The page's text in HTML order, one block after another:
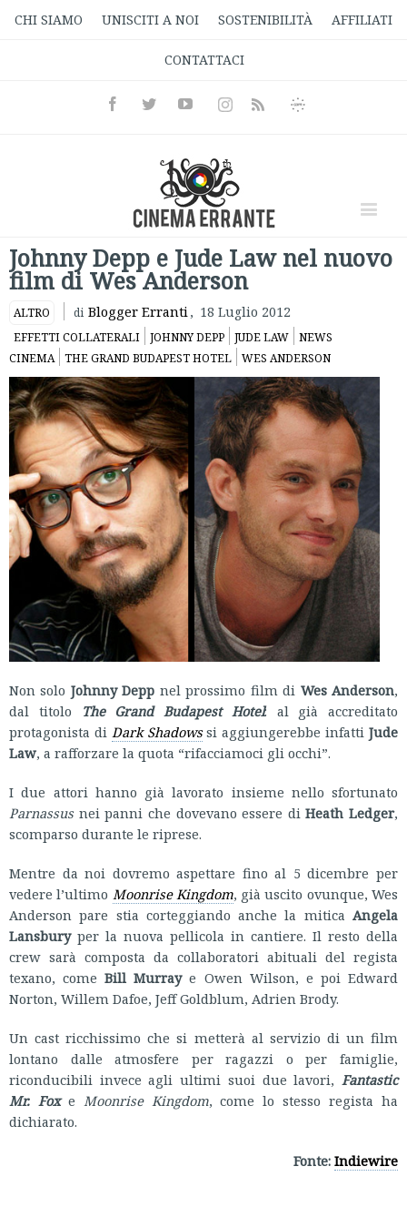
CHI SIAMO UNISCITI A NOI SOSTENIBILITÀ AFFILIATI
CONTATTACI
FacebookTwitterYoutubeInstagramRss
Informativa
Johnny Depp e Jude Law nel nuovo
film di Wes Anderson
ALTRO di Blogger Erranti, 18 Luglio 2012
EFFETTI COLLATERALI JOHNNY DEPP JUDE LAW
NEWS
CINEMA
THE GRAND BUDAPEST HOTEL WES ANDERSON
Non solo Johnny Depp nel prossimo film di Wes Anderson,
dal titolo
The Grand Budapest Hotel: al già accreditato
protagonista di Dark Shadowssi aggiungerebbe infattiJude
Law, a rafforzare la quota “rifacciamoci gli occhi”.
I due attori hanno già lavorato insieme nello sfortunato
Parnassusnei panni che dovevano essere diHeath Ledger,
scomparso durante le riprese.
Mentre da noi dovremo aspettare fino al 5 dicembre per
vedere l’ultimo Moonrise Kingdom, già uscito ovunque, Wes
Anderson pare stia corteggiando anche la mitica Angela
Lansburyper la nuova pellicola in cantiere. Il resto della
crew sarà composta da collaboratori abituali del regista
texano, comeBill Murraye Owen Wilson, e poi Edward
Norton, Willem Dafoe, Jeff Goldblum, Adrien Brody.
Un cast ricchissimo che si metterà al servizio di un film
lontano dalle atmosfere per ragazzi o per famiglie,
riconducibili invece agli ultimi suoi due lavori, Fantastic
Mr. Foxe Moonrise Kingdom, come lo stesso regista ha
dichiarato.
Fonte: Indiewire